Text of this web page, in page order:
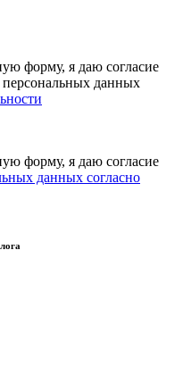
форму, я даю согласие
данных
форму, я даю согласие
данных согласно